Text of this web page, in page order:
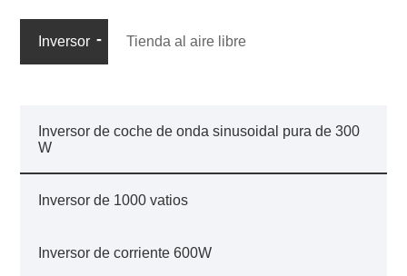
energía portátil
Inversor Tienda al aire libre
Inversor de coche de onda sinusoidal pura de 300
W
Inversor de 1000 vatios
Inversor de corriente 600W